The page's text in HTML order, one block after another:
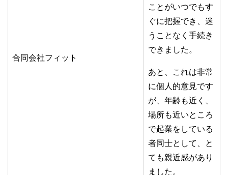
合同会社フィット
ことがいつでもす
ぐに把握でき、迷
うことなく手続き
できました。
あと、これは非常
に個人的意見です
が、年齢も近く、
場所も近いところ
で起業をしている
者同士として、と
ても親近感があり
ました。